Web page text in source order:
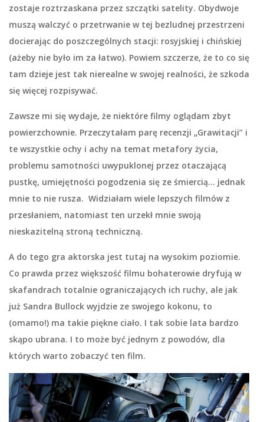
zostaje roztrzaskana przez szczątki satelity. Obydwoje
muszą walczyć o przetrwanie w tej bezludnej przestrzeni
docierając do poszczególnych stacji: rosyjskiej i chińskiej
(ażeby nie było im za łatwo). Powiem szczerze, że to co się
tam dzieje jest tak nierealne w swojej realności, że szkoda
się więcej rozpisywać.
Zawsze mi się wydaje, że niektóre filmy oglądam zbyt
powierzchownie. Przeczytałam parę recenzji „Grawitacji” i
te wszystkie ochy i achy na temat metafory życia,
problemu samotności uwypuklonej przez otaczającą
pustkę, umiejętności pogodzenia się ze śmiercią… jednak
mnie to nie rusza. Widziałam wiele lepszych filmów z
przesłaniem, natomiast ten urzekł mnie swoją
nieskazitelną stroną techniczną.
A do tego gra aktorska jest tutaj na wysokim poziomie.
Co prawda przez większość filmu bohaterowie dryfują w
skafandrach totalnie ograniczających ich ruchy, ale jak
już Sandra Bullock wyjdzie ze swojego kokonu, to
(omamo!) ma takie piękne ciało. I tak sobie lata bardzo
skąpo ubrana. I to może być jednym z powodów, dla
których warto zobaczyć ten film.